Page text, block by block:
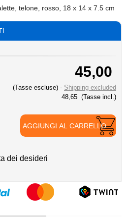
telone, rosso, 18 x 14 x 7.5 cm
45,00
(Tasse escluse)
Shipping excluded
48,65 (Tasse incl.)
AGGIUNGI AL CARRELLO
dei desideri